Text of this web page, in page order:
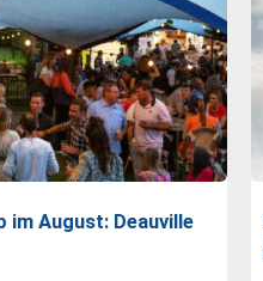
im August: Deauville